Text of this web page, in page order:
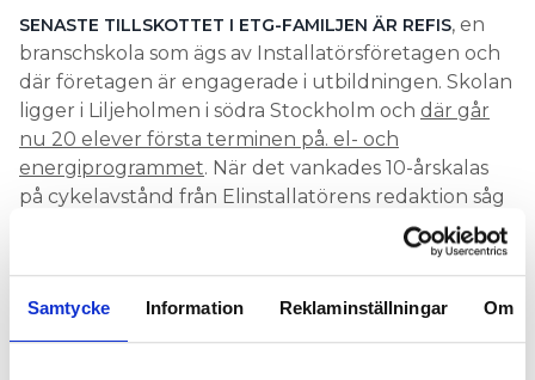
Samtycke Information Reklaminställningar Om
SENASTE TILLSKOTTET I ETG-FAMILJEN ÄR REFIS, en
branschskola som ägs av Installatörsföretagen och
där företagen är engagerade i utbildningen. Skolan
ligger i Liljeholmen i södra Stockholm och där går
nu 20 elever första terminen på. el- och
energiprogrammet. När det vankades 10-årskalas
på cykelavstånd från Elinstallatörens redaktion såg
chefredaktören till att hålla sig framme för att få en
bit prinsesstårta och lite snack med elever och
personal.